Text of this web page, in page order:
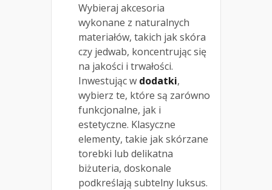
Wybieraj akcesoria
wykonane z naturalnych
materiałów, takich jak skóra
czy jedwab, koncentrując się
na jakości i trwałości.
Inwestując w dodatki,
wybierz te, które są zarówno
funkcjonalne, jak i
estetyczne. Klasyczne
elementy, takie jak skórzane
torebki lub delikatna
biżuteria, doskonale
podkreślają subtelny luksus.